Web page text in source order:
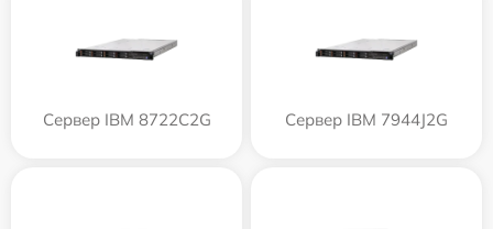
Сервер IBM 8722C2G Сервер IBM 7944J2G